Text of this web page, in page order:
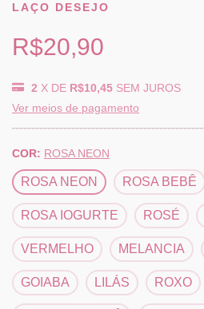
LAÇO DESEJO
R$20,90
2 X DE R$10,45 SEM JUROS
Ver meios de pagamento
COR: ROSA NEON
ROSA NEON ROSA BEBÊ
ROSA IOGURTE ROSÉ
VERMELHO MELANCIA
GOIABA LILÁS ROXO